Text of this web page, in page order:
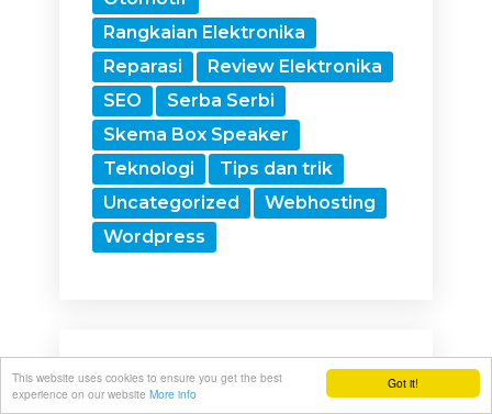
Got it!
This website uses cookies to ensure you get the best
experience on our website More info
Rangkaian Elektronika
Reparasi
Review Elektronika
SEO
Serba Serbi
Skema Box Speaker
Teknologi
Tips dan trik
Uncategorized
Webhosting
Wordpress
Arsip